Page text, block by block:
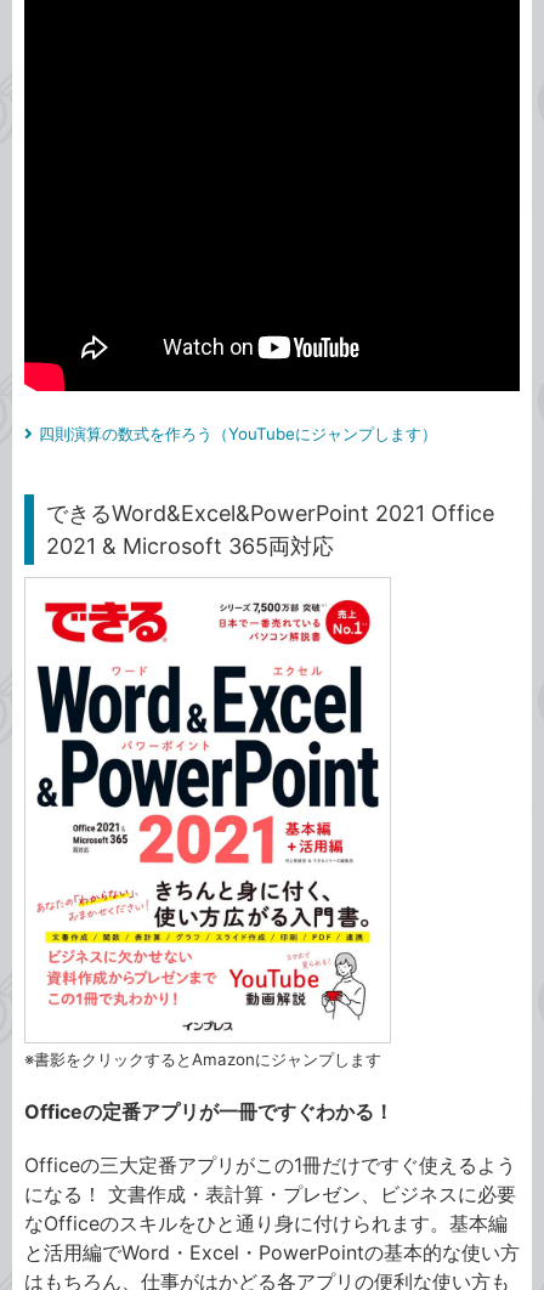
四則演算の数式を作ろう（YouTubeにジャンプします）
できるWord&Excel&PowerPoint 2021 Office
2021 & Microsoft 365両対応
※書影をクリックするとAmazonにジャンプします
Officeの定番アプリが一冊ですぐわかる！
Officeの三大定番アプリがこの1冊だけですぐ使えるよう
になる！ 文書作成・表計算・プレゼン、ビジネスに必要
なOfficeのスキルをひと通り身に付けられます。基本編
と活用編でWord・Excel・PowerPointの基本的な使い方
はもちろん、仕事がはかどる各アプリの便利な使い方も